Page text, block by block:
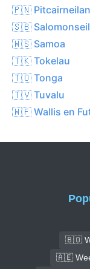
🇵🇳
🇸🇧
🇼🇸 Samoa
🇹🇰 Tokelau
🇹🇴 Tonga
🇹🇻 Tuvalu
🇼🇫 Wallis en
🇧🇴
🇦🇪